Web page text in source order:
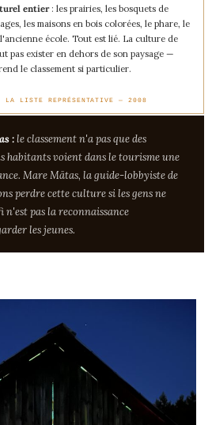
entier: les prairies, les bosquets de
les maisons en bois colorées, le phare, le
école. Tout est lié. La culture de
pas exister en dehors de son paysage —
le classement si particulier.
LA LISTE REPRÉSENTATIVE — 2008
:le classement n'a pas que des
habitants voient dans le tourisme une
Mare Mätas, la guide-lobbyiste de
perdre cette culture si les gens ne
pas la reconnaissance
les jeunes.